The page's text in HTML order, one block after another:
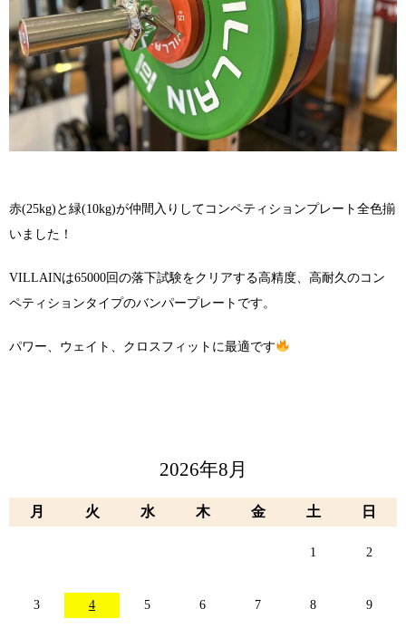
赤(25kg)と緑(10kg)が仲間入りしてコンペティションプレート全色揃
いました！
VILLAINは65000回の落下試験をクリアする高精度、高耐久のコン
ペティションタイプのバンパープレートです。
パワー、ウェイト、クロスフィットに最適です
2026年8月
月 火 水 木 金 土 日
1 2
3 4 5 6 7 8 9